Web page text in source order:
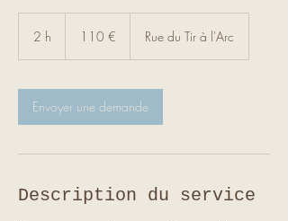
2 h 110 € Rue du Tir à l'Arc
Envoyer une demande
Description du service